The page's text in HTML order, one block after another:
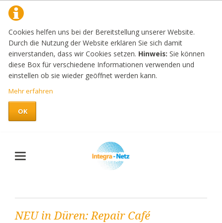
Cookies helfen uns bei der Bereitstellung unserer Website.
Durch die Nutzung der Website erklären Sie sich damit
einverstanden, dass wir Cookies setzen. Hinweis: Sie können
diese Box für verschiedene Informationen verwenden und
einstellen ob sie wieder geöffnet werden kann.
Mehr erfahren
OK
NEU in Düren: Repair Café